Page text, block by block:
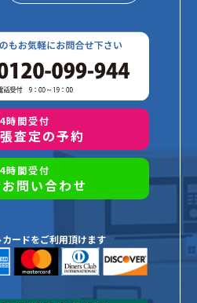
時間受付
査定の予約
時間受付
問い合わせ
ードをご利用頂けます